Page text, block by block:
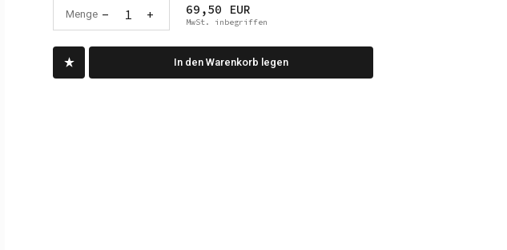
Menge - 1 + 69,50 EUR
MwSt. inbegriffen
In den Warenkorb legen